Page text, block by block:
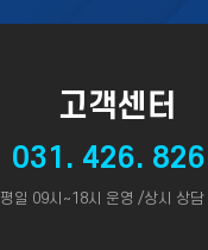
고객센터
031. 426.
평일 09시~18시 운영 /상시 상담